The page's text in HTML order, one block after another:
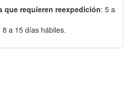
que requieren reexpedición: 5 a
8 a 15 días hábiles.